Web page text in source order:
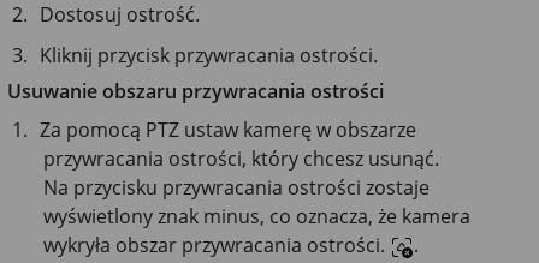
Dostosuj ostrość.
Kliknij przycisk przywracania ostrości.
Usuwanie obszaru przywracania ostrości
Za pomocą PTZ ustaw kamerę w obszarze
przywracania ostrości, który chcesz usunąć.
Na przycisku przywracania ostrości zostaje
wyświetlony znak minus, co oznacza, że kamera
wykryła obszar przywracania ostrości.
.